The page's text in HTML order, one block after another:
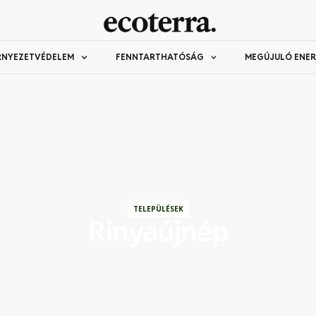
FENNTARTHATÓSÁG MEGÚJULÓ
TELEPÜLÉSEK